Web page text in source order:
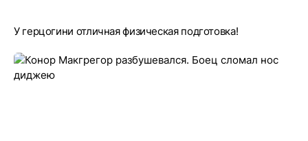
У герцогини отличная физическая подготовка!